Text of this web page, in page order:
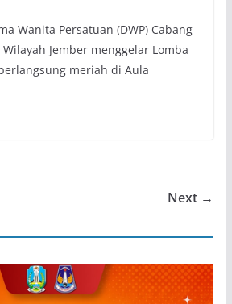
Wanita Persatuan (DWP) Cabang
Jember menggelar Lomba
meriah di Aula
Next →